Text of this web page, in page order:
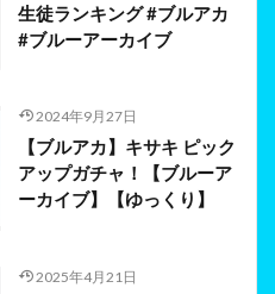
生徒ランキング #ブルアカ
#ブルーアーカイブ
2024年9月27日
【ブルアカ】キサキ ピック
アップガチャ！【ブルーア
ーカイブ】【ゆっくり】
2025年4月21日